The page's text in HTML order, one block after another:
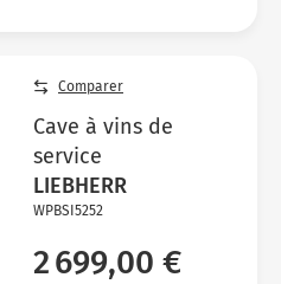
Comparer
Cave à vins de
service
LIEBHERR
WPBSI5252
2 699,00 €